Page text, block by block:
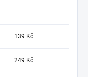
139 Kč
249 Kč